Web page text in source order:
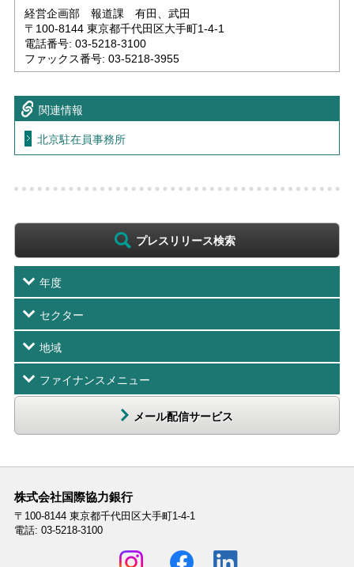
経営企画部 報道課 有田、武田
〒100-8144 東京都千代田区大手町1-4-1
電話番号: 03-5218-3100
ファックス番号: 03-5218-3955
関連情報
北京駐在員事務所
プレスリリース検索
年度
セクター
地域
ファイナンスメニュー
メール配信サービス
株式会社国際協力銀行
〒100-8144 東京都千代田区大手町1-4-1
電話: 03-5218-3100